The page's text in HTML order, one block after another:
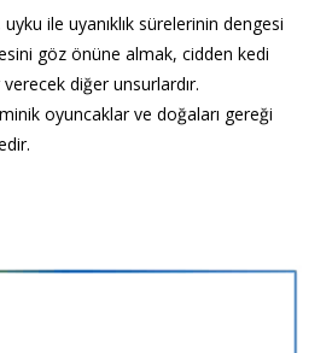
ile uyanıklık sürelerinin dengesi
göz önüne almak, cidden kedi
diğer unsurlardır.
oyuncaklar ve doğaları gereği